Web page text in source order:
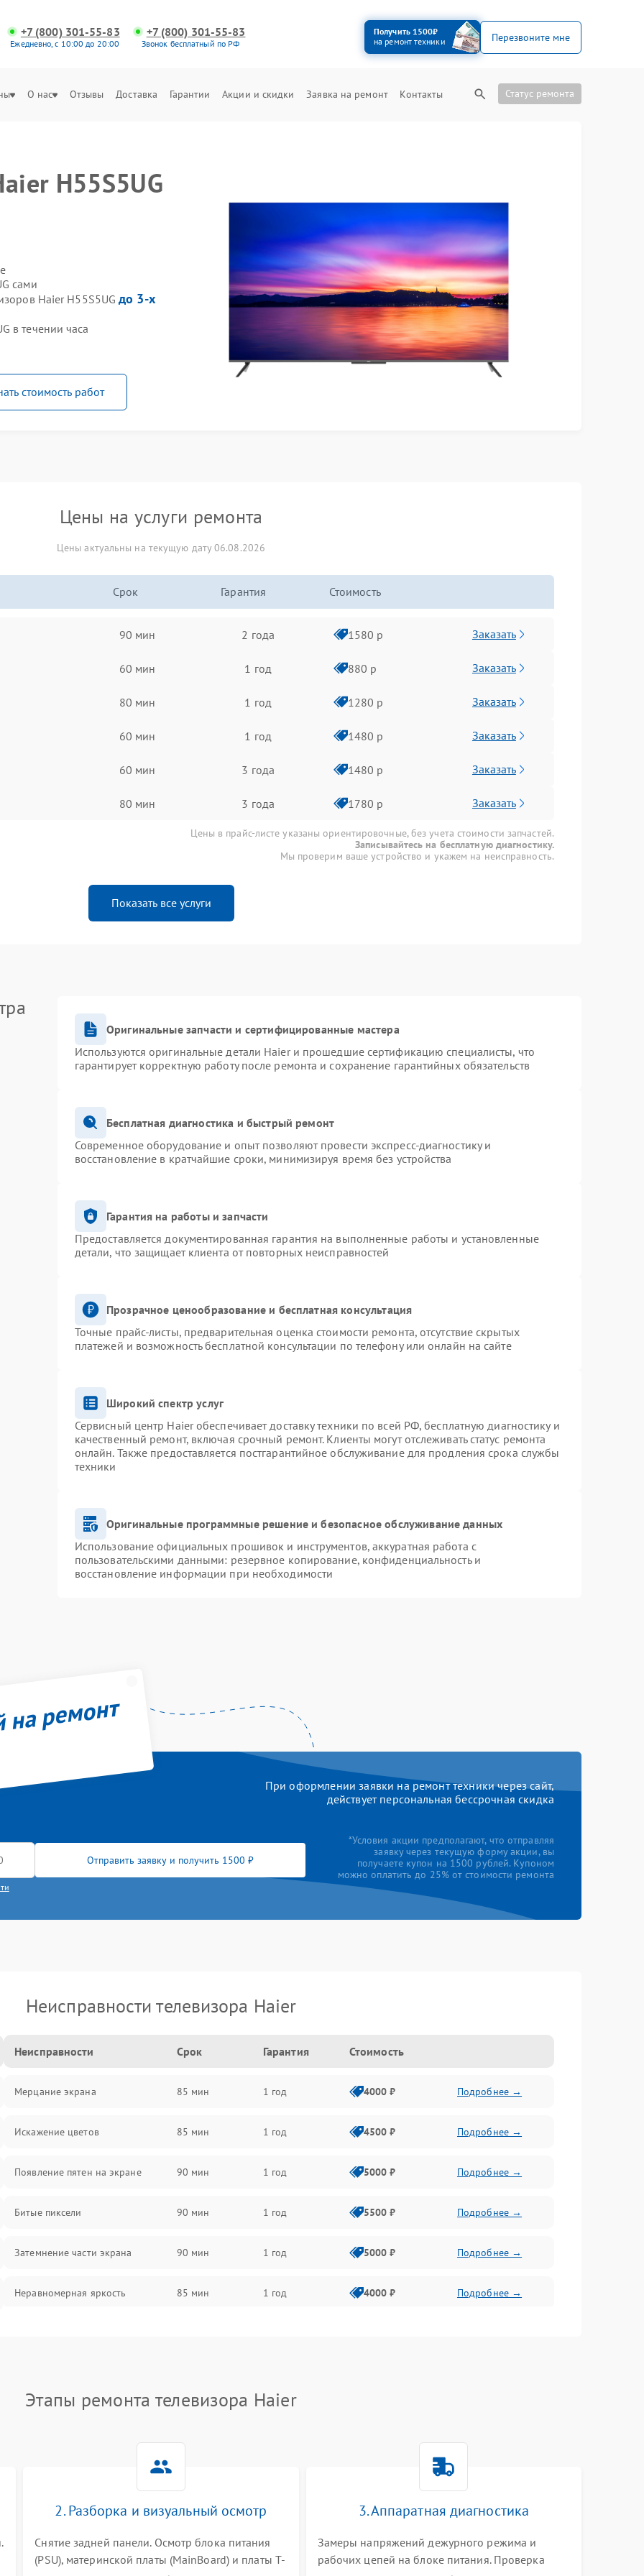
+7 (800) 301-55-83
Ежедневно, с 10:00 до 20:00
+7 (800) 301-55-83
Звонок бесплатный по РФ
Получить 1500₽
на ремонт техники
Перезвоните мне
О нас Отзывы Доставка Гарантии Акции и скидки Заявка на ремонт Контакты Статус ремонта
H55S5UG
сами
Haier H55S5UGдо 3-х
в течении часа
стоимость работ
Цены на услуги ремонта
Цены актуальны на текущую дату 06.08.2026
Срок Гарантия Стоимость
90 мин 2 года 1580 р Заказать
60 мин 1 год 880 р Заказать
80 мин 1 год 1280 р Заказать
60 мин 1 год 1480 р Заказать
60 мин 3 года 1480 р Заказать
80 мин 3 года 1780 р Заказать
Цены в прайс-листе указаны ориентировочные, без учета стоимости запчастей.
Записывайтесь на бесплатную диагностику.
Мы проверим ваше устройство и укажем на неисправность.
Показать все услуги
Оригинальные запчасти и сертифицированные мастера
Используются оригинальные детали Haier и прошедшие сертификацию специалисты, что
гарантирует корректную работу после ремонта и сохранение гарантийных обязательств
Бесплатная диагностика и быстрый ремонт
Современное оборудование и опыт позволяют провести экспресс-диагностику и
восстановление в кратчайшие сроки, минимизируя время без устройства
Гарантия на работы и запчасти
Предоставляется документированная гарантия на выполненные работы и установленные
детали, что защищает клиента от повторных неисправностей
Прозрачное ценообразование и бесплатная консультация
Точные прайс-листы, предварительная оценка стоимости ремонта, отсутствие скрытых
платежей и возможность бесплатной консультации по телефону или онлайн на сайте
Широкий спектр услуг
Сервисный центр Haier обеспечивает доставку техники по всей РФ, бесплатную диагностику и
качественный ремонт, включая срочный ремонт. Клиенты могут отслеживать статус ремонта
онлайн. Также предоставляется постгарантийное обслуживание для продления срока службы
техники
Оригинальные программные решение и безопасное обслуживание данных
Использование официальных прошивок и инструментов, аккуратная работа с
пользовательскими данными: резервное копирование, конфиденциальность и
восстановление информации при необходимости
ремонт
При оформлении заявки на ремонт техники через сайт,
действует персональная бессрочная скидка
Отправить заявку и получить 1500 ₽
*Условия акции предполагают, что отправляя
заявку через текущую форму акции, вы
получаете купон на 1500 рублей. Купоном
можно оплатить до 25% от стоимости ремонта
Неисправности телевизора Haier
Неисправности Срок Гарантия Стоимость
Мерцание экрана 85 мин 1 год 4000 ₽ Подробнее →
Искажение цветов 85 мин 1 год 4500 ₽ Подробнее →
Появление пятен на экране 90 мин 1 год 5000 ₽ Подробнее →
Битые пиксели 90 мин 1 год 5500 ₽ Подробнее →
Затемнение части экрана 90 мин 1 год 5000 ₽ Подробнее →
Неравномерная яркость 85 мин 1 год 4000 ₽ Подробнее →
Этапы ремонта телевизора Haier
2. Разборка и визуальный осмотр
Снятие задней панели. Осмотр блока питания
(PSU), материнской платы (MainBoard) и платы T-
3. Аппаратная диагностика
Замеры напряжений дежурного режима и
рабочих цепей на блоке питания. Проверка